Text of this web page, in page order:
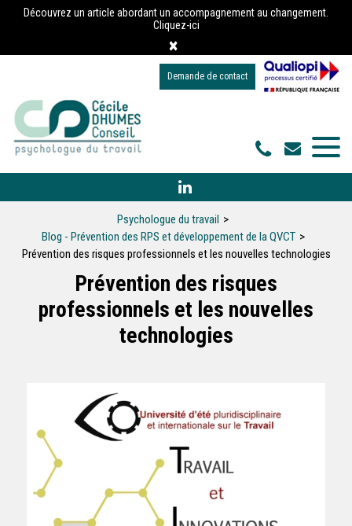
Découvrez un article abordant un accompagnement au changement.
Cliquez-ici
×
Demande de contact
Psychologue du travail
Blog - Prévention des RPS et développement de la QVCT
Prévention des risques professionnels et les nouvelles technologies
Prévention des risques
professionnels et les nouvelles
technologies
Panneau de gestion des cookies